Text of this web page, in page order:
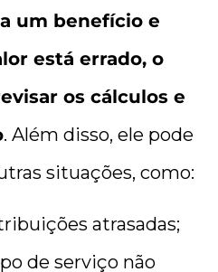
um benefício e
está errado, o
os cálculos e
. Além disso, ele pode
situações, como:
atrasadas;
de serviço não